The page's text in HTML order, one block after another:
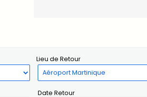
Lieu de Retour
Date Retour